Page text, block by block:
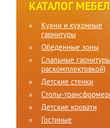
КАТАЛОГ
Кухни и кухонные
гарнитуры
Обеденные зоны
Спальные
раскомплектовкой)
Детские стенки
Столы-
Детские кровати
Гостиные